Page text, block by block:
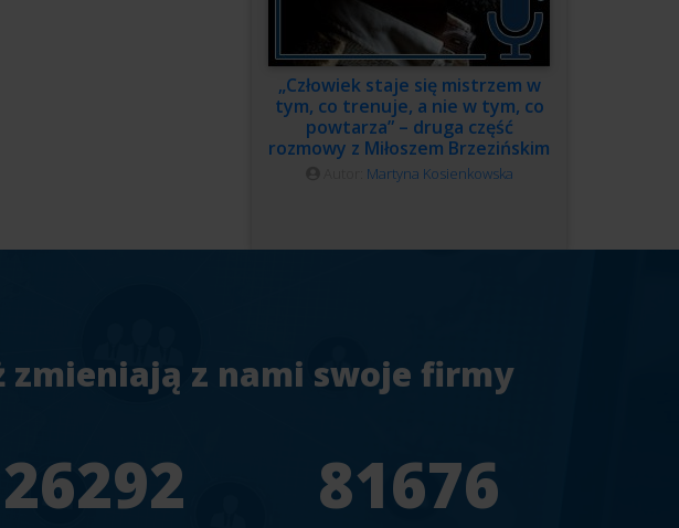
„Człowiek staje się mistrzem w
tym, co trenuje, a nie w tym, co
powtarza” – druga część
rozmowy z Miłoszem Brzezińskim
Martyna Kosienkowska
zmieniają z nami swoje firmy
30337 94241